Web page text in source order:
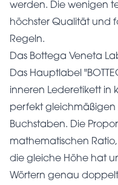
werden. Die wenigen
höchster Qualität und
Regeln.
Das Bottega Veneta
Das Hauptlabel
inneren Lederetikett in
perfekt gleichmäßigen
Buchstaben. Die
mathematischen
die gleiche Höhe hat
Wörtern genau